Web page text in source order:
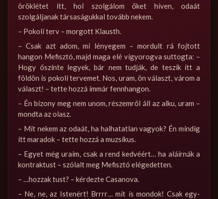
öröklétet itt, hol szolgálom őket híven, odaát
szolgáljanak társaságukkal tovább nekem.
– Pokoli terv – morgott Klausth.
– Csak azt adom, mi lényegem – mordult rá fojtott
hangon Mefisztó, majd maga elé vigyorogva suttogta: –
Hogy őszinte legyek, bár nem tudják, de teszik itt a
földön is pokoli tervemet. Nos, uram, ön választ, várom a
választ! – tette hozzá immár fennhangon.
– Én bizony meg nem unom, részemről áll az alku, uram –
mondta az olasz.
– Mit nekem az odaát, ha halhatatlan vagyok? Én mindig
itt maradok – tette hozzá a muzsikus.
– Egyet még uraim, csak a rend kedvéért… ha aláírnák a
kontraktust – szólalt meg Mefisztó elégedetten.
– …hozzak tust? – kérdezte Casanova.
– Ne, ne, az Istenért! Brrrr… mit is mondok! Csak egy-